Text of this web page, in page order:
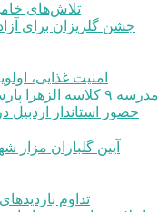
تلاش‌های
امنیت غذایی،
مدرسه ۹ کلاسه الزهرا پارس آباد مغان به بهره برداری رسید
تداوم